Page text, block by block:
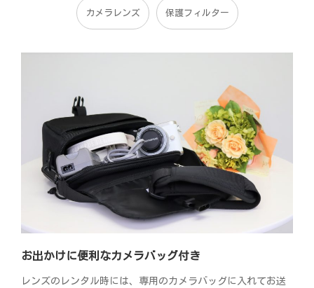
カメラレンズ 保護フィルター
お出かけに便利なカメラバッグ付き
レンズのレンタル時には、専用のカメラバッグに入れてお送